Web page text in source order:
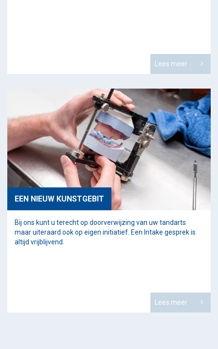
Lees meer
EEN NIEUW KUNSTGEBIT
Bij ons kunt u terecht op doorverwijzing van uw tandarts
maar uiteraard ook op eigen initiatief. Een Intake gesprek is
altijd vrijblijvend.
Lees meer